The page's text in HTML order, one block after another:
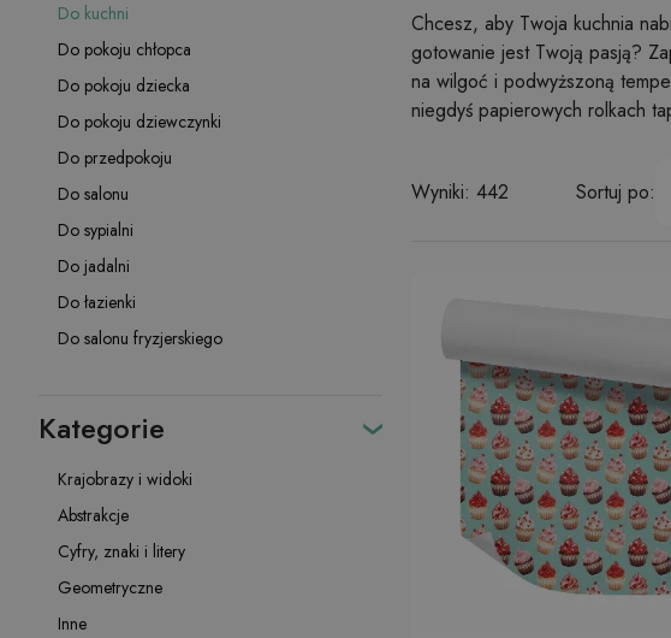
Do kuchni
Do pokoju chłopca
Do pokoju dziecka
Do pokoju dziewczynki
Do przedpokoju
Do salonu
Do sypialni
Do jadalni
Do łazienki
Do salonu fryzjerskiego
Kategorie
Krajobrazy i widoki
Abstrakcje
Cyfry, znaki i litery
Geometryczne
Inne
Chcesz, aby Twoja kuchnia
gotowanie jest Twoją pasją?
na wilgoć i podwyższoną
niegdyś papierowych rolkach
Wyniki: 442 Sortuj po: